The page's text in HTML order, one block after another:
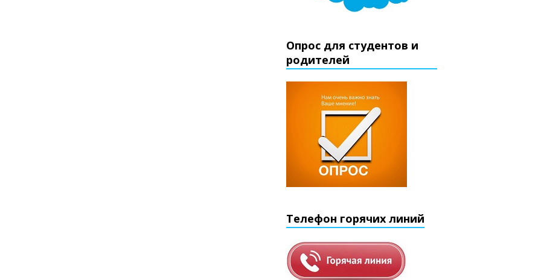
Опрос для студентов и
родителей
Телефон горячих линий